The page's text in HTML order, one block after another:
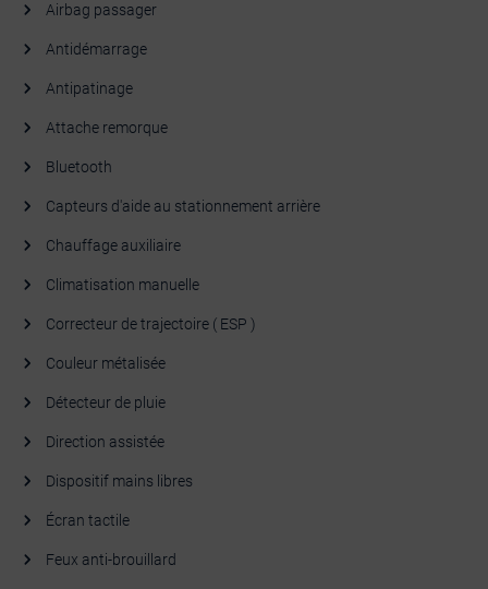
Airbag passager
Antidémarrage
Antipatinage
Attache remorque
Bluetooth
Capteurs d'aide au stationnement arrière
Chauffage auxiliaire
Climatisation manuelle
Correcteur de trajectoire ( ESP )
Couleur métalisée
Détecteur de pluie
Direction assistée
Dispositif mains libres
Écran tactile
Feux anti-brouillard